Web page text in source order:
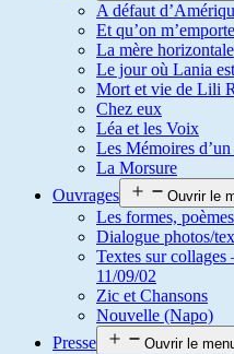
A défaut
Et qu’on m’emporte
La mère horizontale
Le jour où Lania
Mort et vie de Lili
Chez eux
Léa et les Voix
Les Mémoires d’un
La Morsure
Ouvrages
Ouvrir le
Les formes, poèmes
Dialogue photos/
Textes sur
11/09/02
Zic et Chansons
Nouvelle (Napo)
Presse
Ouvrir le